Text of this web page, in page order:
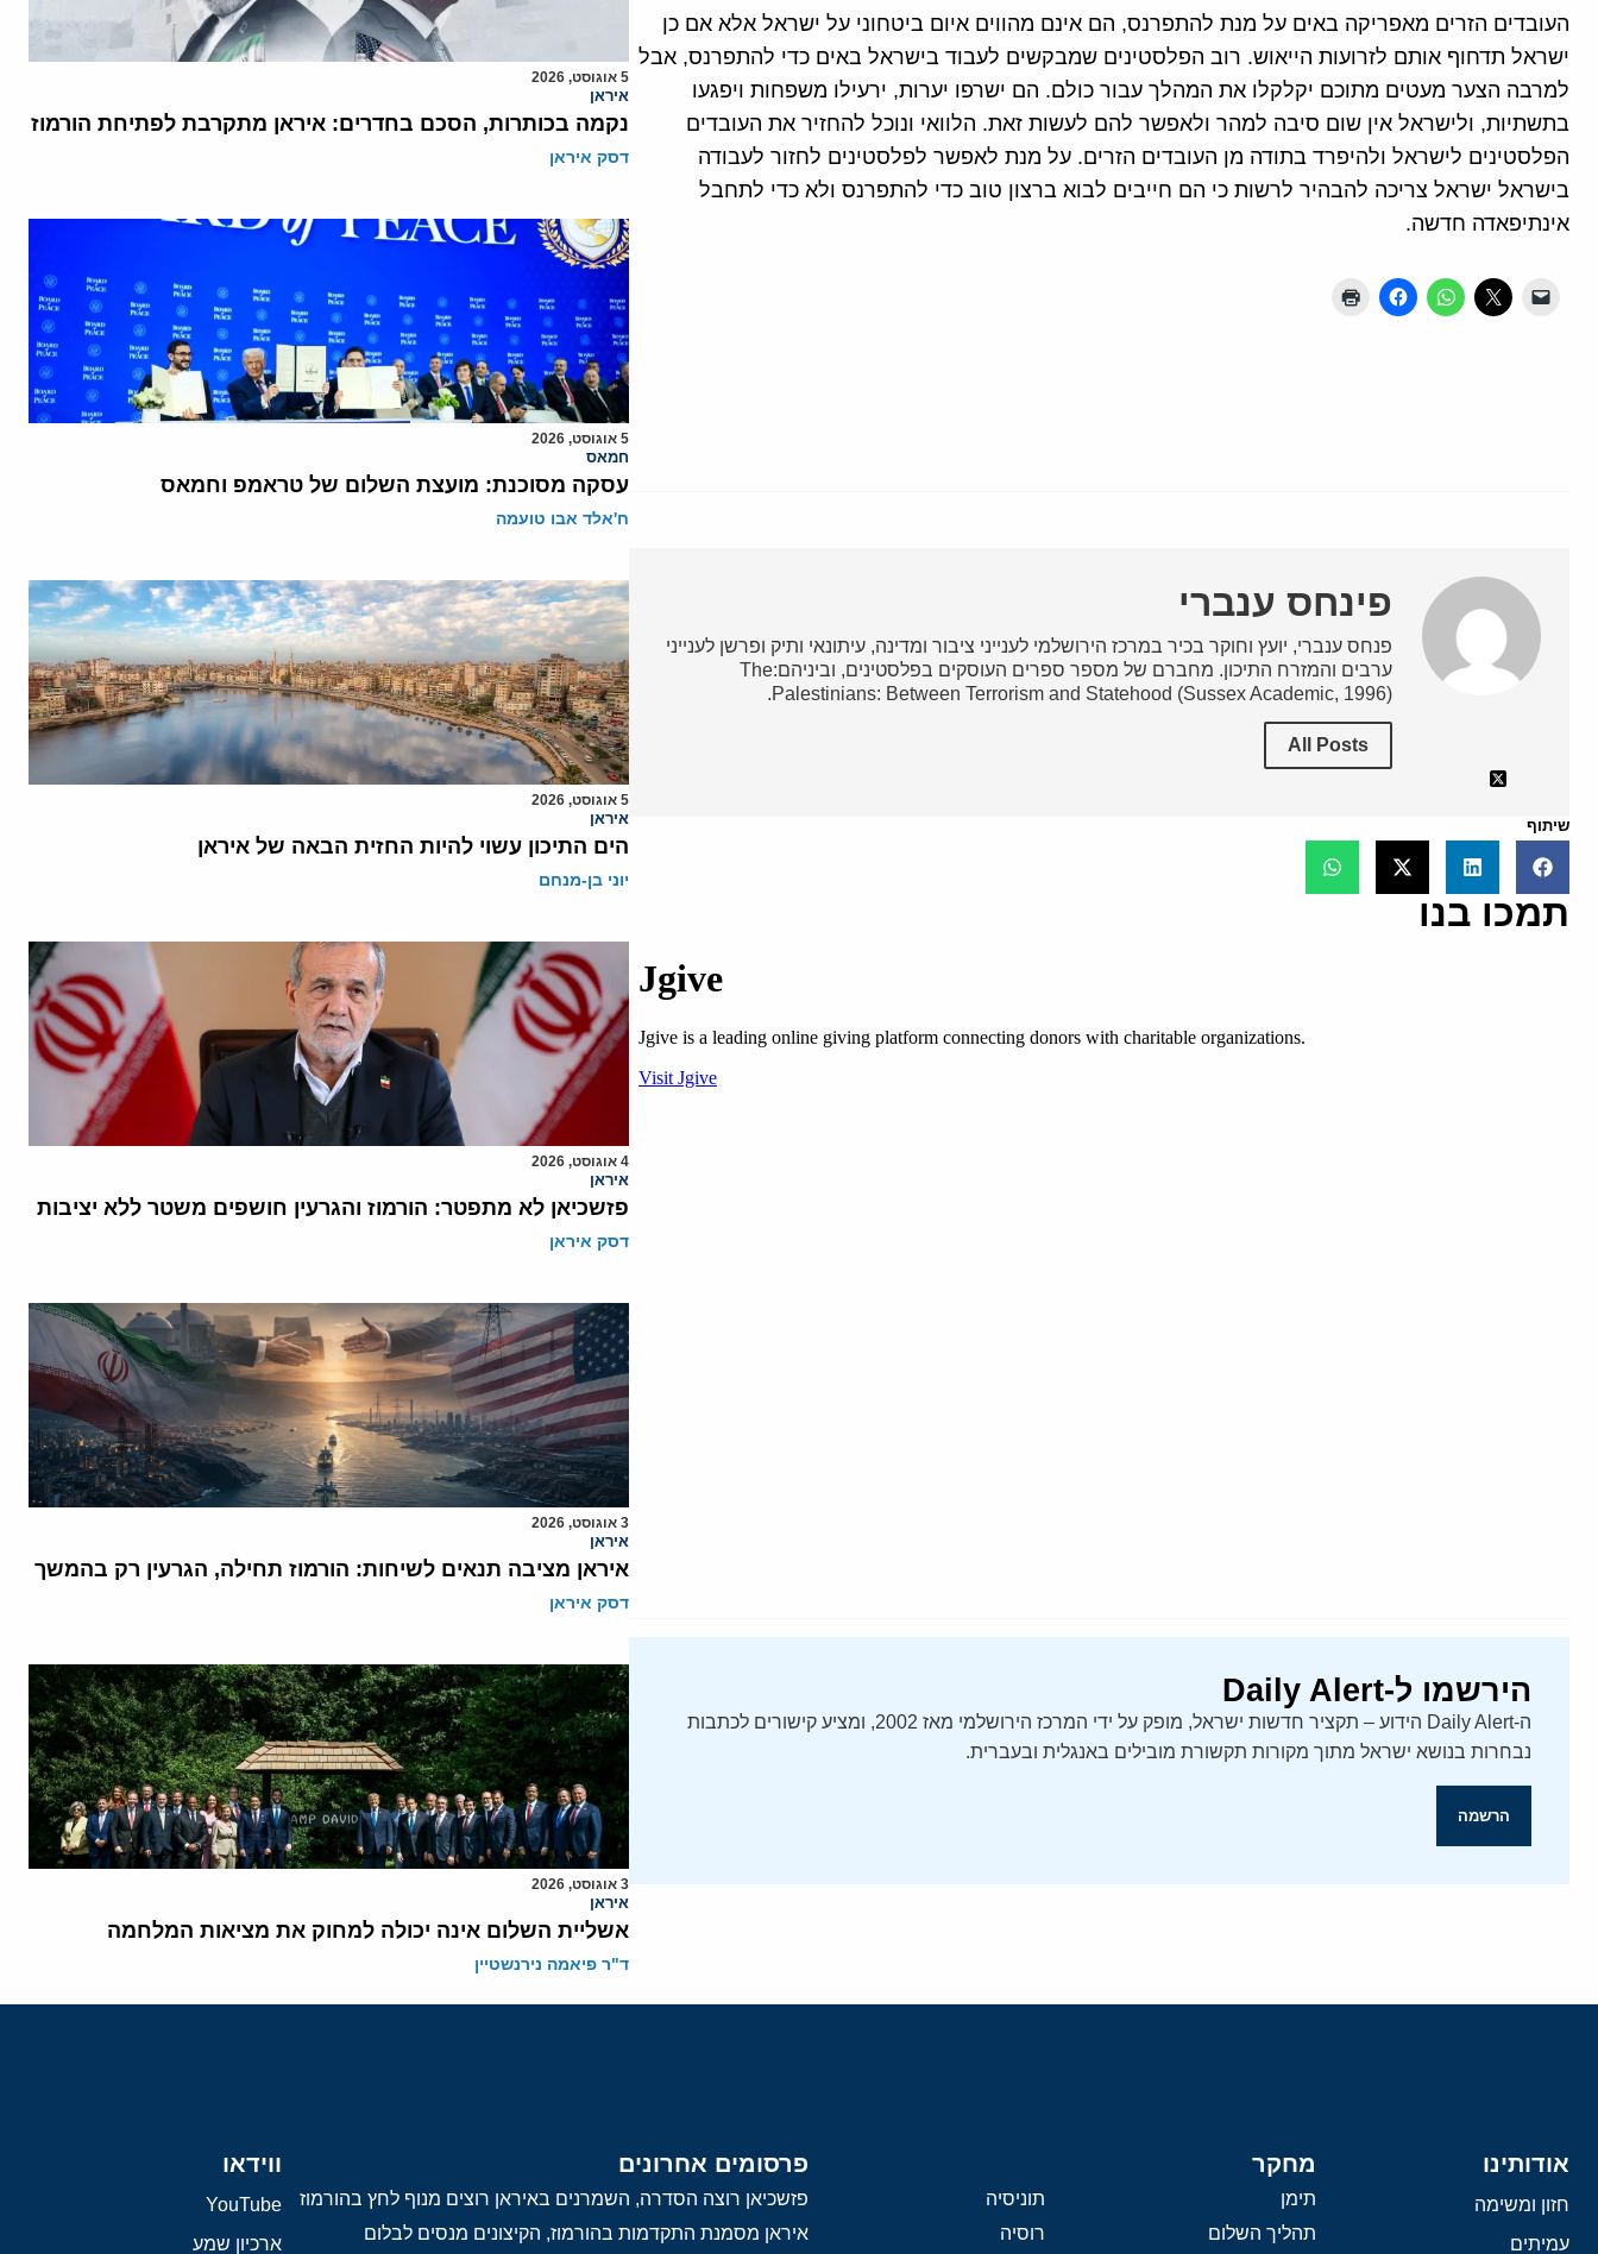
העובדים הזרים מאפריקה באים על מנת להתפרנס, הם אינם מהווים איום ביטחוני על ישראל אלא אם כן
ישראל תדחוף אותם לזרועות הייאוש. רוב הפלסטינים שמבקשים לעבוד בישראל באים כדי להתפרנס, אבל
למרבה הצער מעטים מתוכם יקלקלו את המהלך עבור כולם. הם ישרפו יערות, ירעילו משפחות ויפגעו
בתשתיות, ולישראל אין שום סיבה למהר ולאפשר להם לעשות זאת. הלוואי ונוכל להחזיר את העובדים
הפלסטינים לישראל ולהיפרד בתודה מן העובדים הזרים. על מנת לאפשר לפלסטינים לחזור לעבודה
בישראל ישראל צריכה להבהיר לרשות כי הם חייבים לבוא ברצון טוב כדי להתפרנס ולא כדי לתחבל
אינתיפאדה חדשה.
פינחס ענברי
פנחס ענברי, יועץ וחוקר בכיר במרכז הירושלמי לענייני ציבור ומדינה, עיתונאי ותיק ופרשן לענייני
ערבים והמזרח התיכון. מחברם של מספר ספרים העוסקים בפלסטינים, וביניהם:The
Palestinians: Between Terrorism and Statehood (Sussex Academic, 1996).
All Posts
שיתוף
תמכו בנו
הירשמו ל-Daily Alert
ה-Daily Alert הידוע – תקציר חדשות ישראל, מופק על ידי המרכז הירושלמי מאז 2002, ומציע קישורים לכתבות
נבחרות בנושא ישראל מתוך מקורות תקשורת מובילים באנגלית ובעברית.
הרשמה
5 אוגוסט, 2026
איראן
נקמה בכותרות, הסכם בחדרים: איראן מתקרבת לפתיחת הורמוז
דסק איראן
5 אוגוסט, 2026
חמאס
עסקה מסוכנת: מועצת השלום של טראמפ וחמאס
ח'אלד אבו טועמה
5 אוגוסט, 2026
איראן
הים התיכון עשוי להיות החזית הבאה של איראן
יוני בן-מנחם
4 אוגוסט, 2026
איראן
פזשכיאן לא מתפטר: הורמוז והגרעין חושפים משטר ללא יציבות
דסק איראן
3 אוגוסט, 2026
איראן
איראן מציבה תנאים לשיחות: הורמוז תחילה, הגרעין רק בהמשך
דסק איראן
3 אוגוסט, 2026
איראן
אשליית השלום אינה יכולה למחוק את מציאות המלחמה
ד"ר פיאמה נירנשטיין
אודותינו
חזון ומשימה
עמיתים
מחקר
תימן
תוניסיה
תהליך השלום
רוסיה
פרסומים אחרונים
פזשכיאן רוצה הסדרה, השמרנים באיראן רוצים מנוף לחץ בהורמוז
איראן מסמנת התקדמות בהורמוז, הקיצונים מנסים לבלום
ווידאו
YouTube
ארכיון שמע